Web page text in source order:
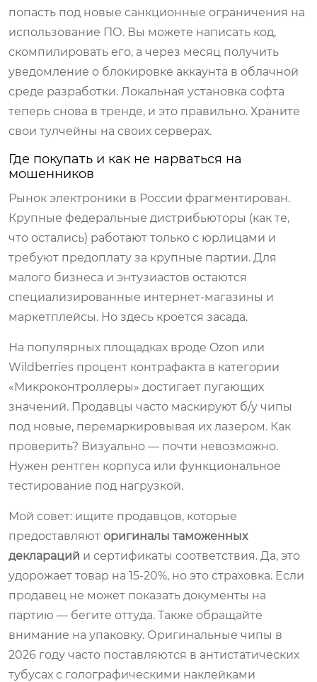
попасть под новые санкционные ограничения на
использование ПО. Вы можете написать код,
скомпилировать его, а через месяц получить
уведомление о блокировке аккаунта в облачной
среде разработки. Локальная установка софта
теперь снова в тренде, и это правильно. Храните
свои тулчейны на своих серверах.
Где покупать и как не нарваться на
мошенников
Рынок электроники в России фрагментирован.
Крупные федеральные дистрибьюторы (как те,
что остались) работают только с юрлицами и
требуют предоплату за крупные партии. Для
малого бизнеса и энтузиастов остаются
специализированные интернет-магазины и
маркетплейсы. Но здесь кроется засада.
На популярных площадках вроде Ozon или
Wildberries процент контрафакта в категории
«Микроконтроллеры» достигает пугающих
значений. Продавцы часто маскируют б/у чипы
под новые, перемаркировывая их лазером. Как
проверить? Визуально — почти невозможно.
Нужен рентген корпуса или функциональное
тестирование под нагрузкой.
Мой совет: ищите продавцов, которые
предоставляют оригиналы таможенных
деклараций и сертификаты соответствия. Да, это
удорожает товар на 15-20%, но это страховка. Если
продавец не может показать документы на
партию — бегите оттуда. Также обращайте
внимание на упаковку. Оригинальные чипы в
2026 году часто поставляются в антистатических
тубусах с голографическими наклейками